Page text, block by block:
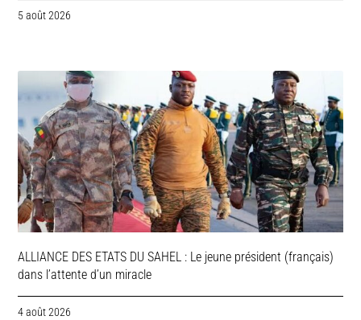
5 août 2026
ALLIANCE DES ETATS DU SAHEL : Le jeune président (français)
dans l’attente d’un miracle
4 août 2026